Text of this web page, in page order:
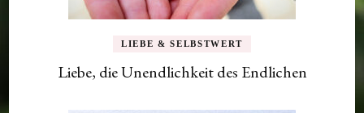
LIEBE & SELBSTWERT
Liebe, die Unendlichkeit des Endlichen